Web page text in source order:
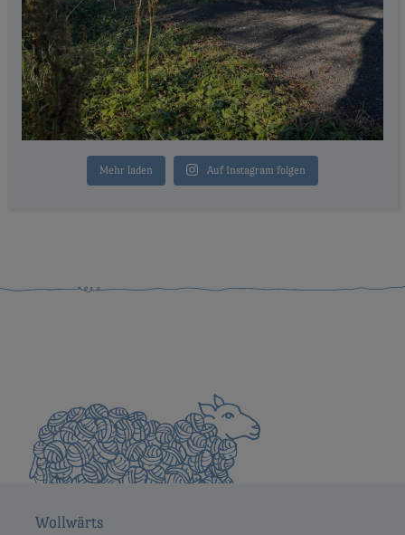
Mehr laden Auf Instagram folgen
Wollwärts